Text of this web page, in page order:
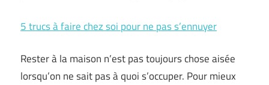
5 trucs à faire chez soi pour ne pas s’ennuyer
Rester à la maison n’est pas toujours chose aisée
lorsqu’on ne sait pas à quoi s’occuper. Pour mieux